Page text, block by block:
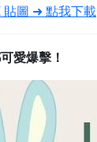
貼圖 ➜ 點我下載
愛爆擊！